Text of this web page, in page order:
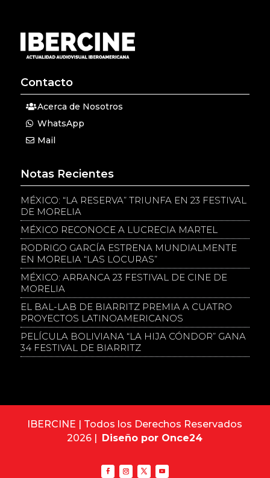
Contacto
Acerca de Nosotros
WhatsApp
Mail
Notas Recientes
MÉXICO: “LA RESERVA” TRIUNFA EN 23 FESTIVAL
DE MORELIA
MÉXICO RECONOCE A LUCRECIA MARTEL
RODRIGO GARCÍA ESTRENA MUNDIALMENTE
EN MORELIA “LAS LOCURAS”
MÉXICO: ARRANCA 23 FESTIVAL DE CINE DE
MORELIA
EL BAL-LAB DE BIARRITZ PREMIA A CUATRO
PROYECTOS LATINOAMERICANOS
PELÍCULA BOLIVIANA “LA HIJA CÓNDOR” GANA
34 FESTIVAL DE BIARRITZ
IBERCINE | Todos los Derechos Reservados
2026 | Diseño por Once24